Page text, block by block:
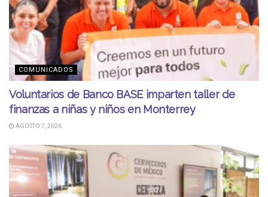
COMUNICADOS
Voluntarios de Banco BASE imparten taller de
finanzas a niñas y niños en Monterrey
AGOSTO 7, 2026